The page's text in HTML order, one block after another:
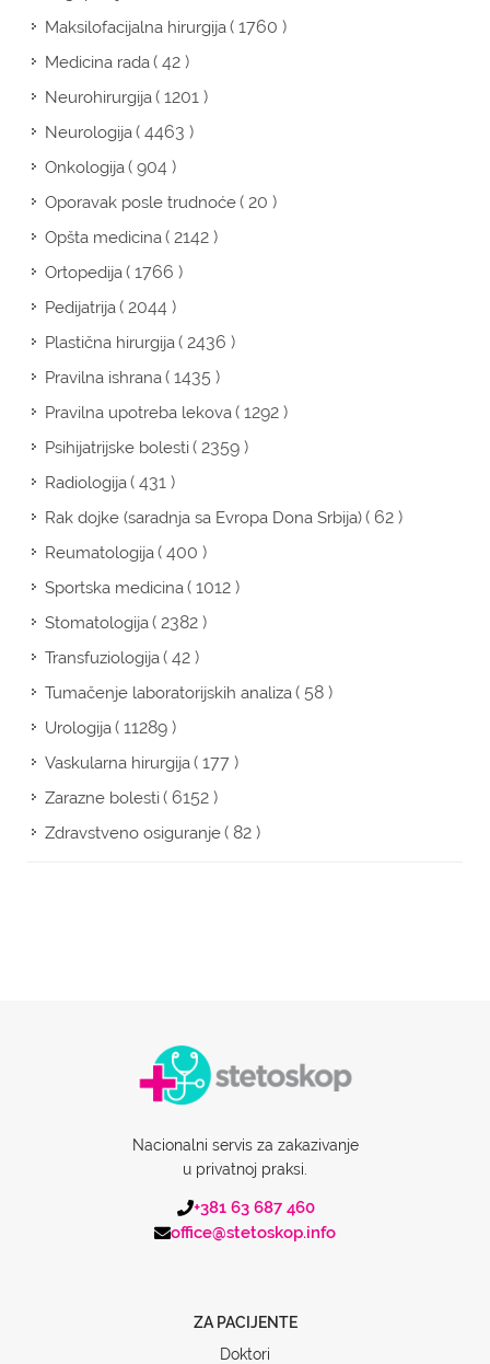
Maksilofacijalna hirurgija( 1760 )
Medicina rada( 42 )
Neurohirurgija( 1201 )
Neurologija( 4463 )
Onkologija( 904 )
Oporavak posle trudnoće( 20 )
Opšta medicina( 2142 )
Ortopedija( 1766 )
Pedijatrija( 2044 )
Plastična hirurgija( 2436 )
Pravilna ishrana( 1435 )
Pravilna upotreba lekova( 1292 )
Psihijatrijske bolesti( 2359 )
Radiologija( 431 )
Rak dojke (saradnja sa Evropa Dona Srbija)( 62 )
Reumatologija( 400 )
Sportska medicina( 1012 )
Stomatologija( 2382 )
Transfuziologija( 42 )
Tumačenje laboratorijskih analiza( 58 )
Urologija( 11289 )
Vaskularna hirurgija( 177 )
Zarazne bolesti( 6152 )
Zdravstveno osiguranje( 82 )
Nacionalni servis za zakazivanje
u privatnoj praksi.
+381 63 687 460
office@stetoskop.info
ZA PACIJENTE
Doktori